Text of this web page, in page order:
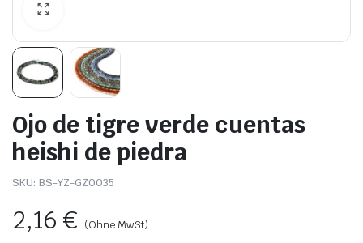
Ojo de tigre verde cuentas
heishi de piedra
SKU: BS-YZ-GZ0035
2,16€ (Ohne MwSt)